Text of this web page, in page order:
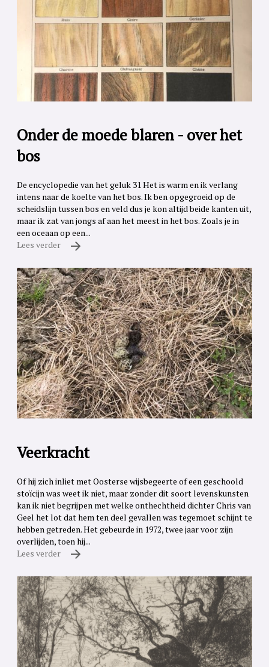
Onder de moede blaren - over het
bos
De encyclopedie van het geluk 31 Het is warm en ik verlang
intens naar de koelte van het bos. Ik ben opgegroeid op de
scheidslijn tussen bos en veld dus je kon altijd beide kanten uit,
maar ik zat van jongs af aan het meest in het bos. Zoals je in
een oceaan op een...
Lees verder
Veerkracht
Of hij zich inliet met Oosterse wijsbegeerte of een geschoold
stoïcijn was weet ik niet, maar zonder dit soort levenskunsten
kan ik niet begrijpen met welke onthechtheid dichter Chris van
Geel het lot dat hem ten deel gevallen was tegemoet schijnt te
hebben getreden. Het gebeurde in 1972, twee jaar voor zijn
overlijden, toen hij...
Lees verder